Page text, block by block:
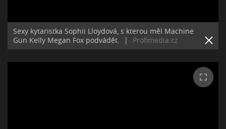
Sexy kytaristka Sophii Lloydová, s kterou měl Machine
Gun Kelly Megan Fox podvádět.
| Profimedia.cz